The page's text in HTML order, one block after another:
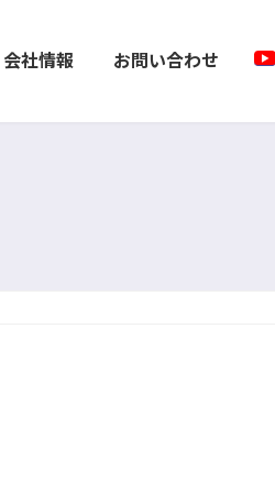
会社情報 お問い合わせ